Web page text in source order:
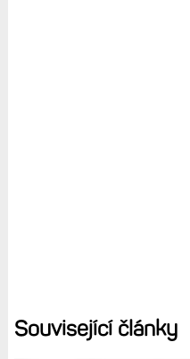
Související články